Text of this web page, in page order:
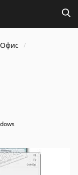
Офис